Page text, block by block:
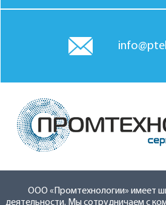
ООО «Промтехнологии» имеет
деятельности. Мы сотрудничаем с